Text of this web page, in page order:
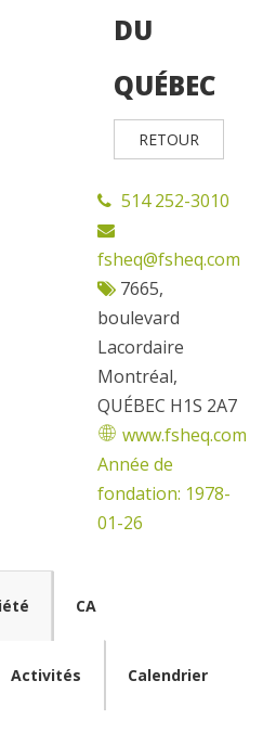
DU
QUÉBEC
RETOUR
514 252-3010
fsheq@fsheq.com
7665,
boulevard
Lacordaire
Montréal,
QUÉBEC H1S 2A7
www.fsheq.com
Année de
fondation: 1978-
01-26
CA
Activités Calendrier